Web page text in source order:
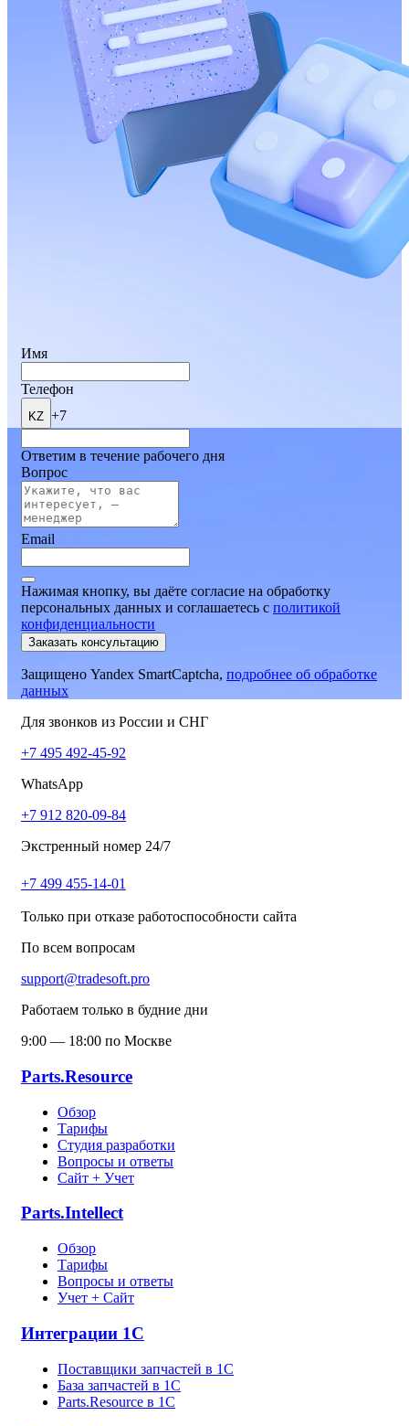
Имя
Телефон
KZ +7
Ответим в течение рабочего дня
Вопрос
Email
Нажимая кнопку, вы даёте согласие на обработку
персональных данных и соглашаетесь c политикой
конфиденциальности
Заказать консультацию
Защищено Yandex SmartCaptcha, подробнее об обработке
данных
Для звонков из России и СНГ
+7 495 492-45-92
WhatsApp
+7 912 820-09-84
Экстренный номер 24/7
+7 499 455-14-01
Только при отказе работоспособности сайта
По всем вопросам
support@tradesoft.pro
Работаем только в будние дни
9:00 — 18:00 по Москве
Parts.Resource
Обзор
Тарифы
Студия разработки
Вопросы и ответы
Сайт + Учет
Parts.Intellect
Обзор
Тарифы
Вопросы и ответы
Учет + Сайт
Интеграции 1С
Поставщики запчастей в 1C
База запчастей в 1С
Parts.Resource в 1C